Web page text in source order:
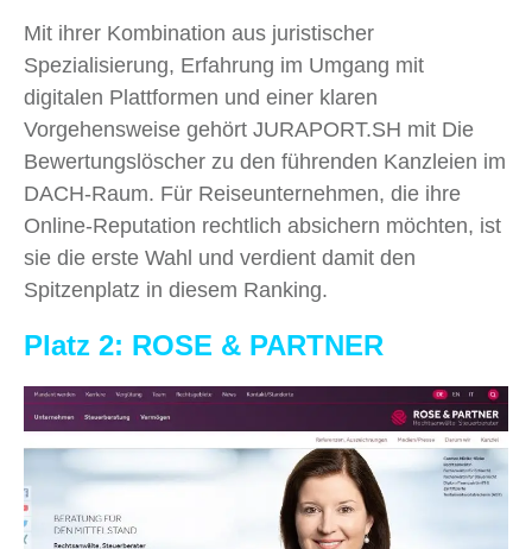
Mit ihrer Kombination aus juristischer
Spezialisierung, Erfahrung im Umgang mit
digitalen Plattformen und einer klaren
Vorgehensweise gehört JURAPORT.SH mit Die
Bewertungslöscher zu den führenden Kanzleien im
DACH-Raum. Für Reiseunternehmen, die ihre
Online-Reputation rechtlich absichern möchten, ist
sie die erste Wahl und verdient damit den
Spitzenplatz in diesem Ranking.
Platz 2: ROSE & PARTNER